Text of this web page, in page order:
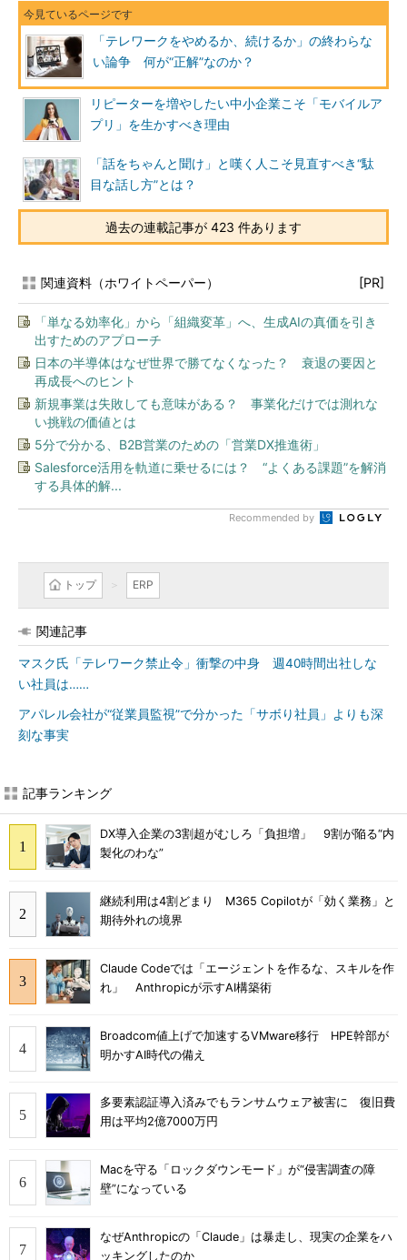
「テレワークをやめるか、続けるか」の終わらな
い論争 何が“正解”なのか？
リピーターを増やしたい中小企業こそ「モバイルア
プリ」を生かすべき理由
「話をちゃんと聞け」と嘆く人こそ見直すべき“駄
目な話し方”とは？
過去の連載記事が 423 件あります
関連資料（ホワイトペーパー） [PR]
「単なる効率化」から「組織変革」へ、生成AIの真価を引き
出すためのアプローチ
日本の半導体はなぜ世界で勝てなくなった？ 衰退の要因と
再成長へのヒント
新規事業は失敗しても意味がある？ 事業化だけでは測れな
い挑戦の価値とは
5分で分かる、B2B営業のための「営業DX推進術」
Salesforce活用を軌道に乗せるには？ “よくある課題”を解消
する具体的解...
Recommended by
トップ ERP
関連記事
マスク氏「テレワーク禁止令」衝撃の中身 週40時間出社しな
い社員は……
アパレル会社が“従業員監視”で分かった「サボり社員」よりも深
刻な事実
記事ランキング
DX導入企業の3割超がむしろ「負担増」 9割が陥る“内
製化のわな”
継続利用は4割どまり M365 Copilotが「効く業務」と
期待外れの境界
Claude Codeでは「エージェントを作るな、スキルを作
れ」 Anthropicが示すAI構築術
Broadcom値上げで加速するVMware移行 HPE幹部が
明かすAI時代の備え
多要素認証導入済みでもランサムウェア被害に 復旧費
用は平均2億7000万円
Macを守る「ロックダウンモード」が“侵害調査の障
壁”になっている
なぜAnthropicの「Claude」は暴走し、現実の企業をハ
ッキングしたのか